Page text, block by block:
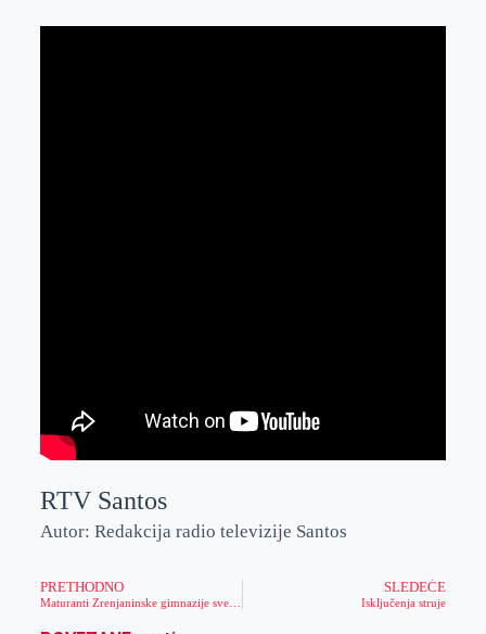
RTV Santos
Autor: Redakcija radio televizije Santos
PRETHODNO
Maturanti Zrenjaninske gimnazije svečanom manifestacijom obeležili kraj školske godine (video)
SLEDEĆE
Isključenja struje